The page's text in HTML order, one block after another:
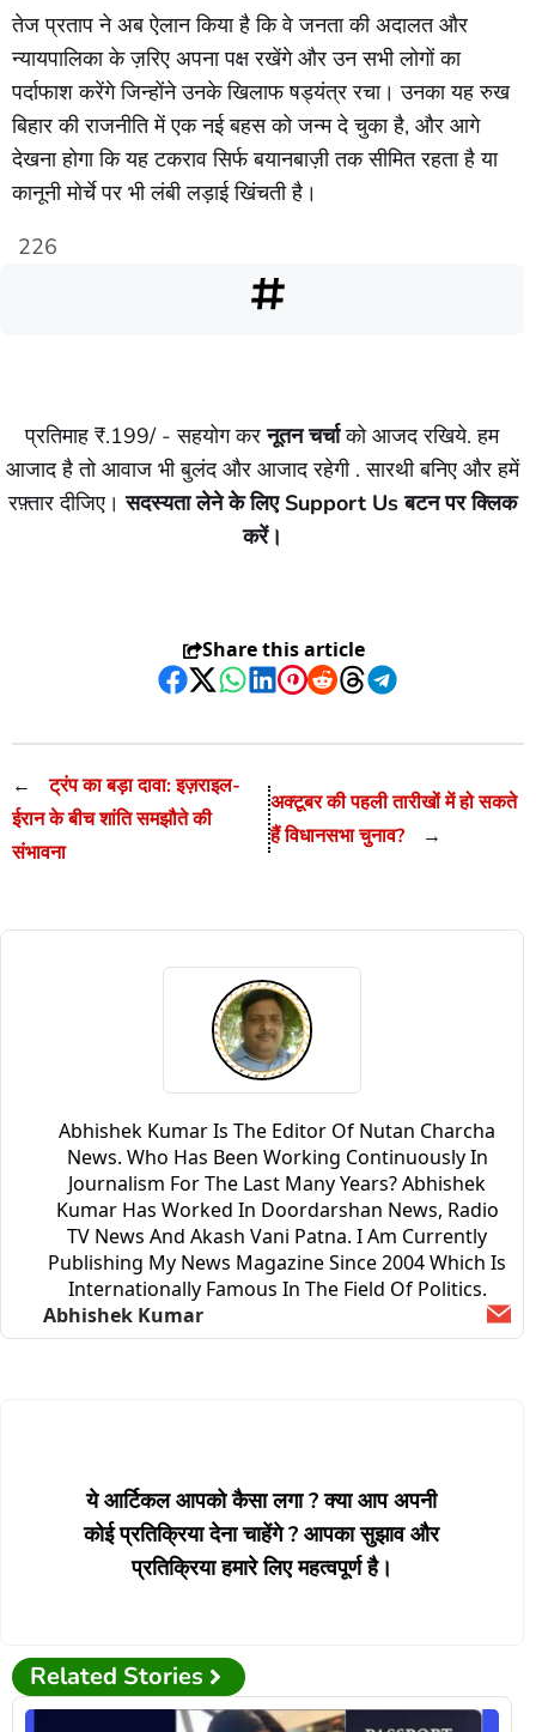
तेज प्रताप ने अब ऐलान किया है कि वे जनता की अदालत और
न्यायपालिका के ज़रिए अपना पक्ष रखेंगे और उन सभी लोगों का
पर्दाफाश करेंगे जिन्होंने उनके खिलाफ षड्यंत्र रचा। उनका यह रुख
बिहार की राजनीति में एक नई बहस को जन्म दे चुका है, और आगे
देखना होगा कि यह टकराव सिर्फ बयानबाज़ी तक सीमित रहता है या
कानूनी मोर्चे पर भी लंबी लड़ाई खिंचती है।
226
प्रतिमाह ₹.199/ - सहयोग करनूतन चर्चाको आजद रखिये. हम
आजाद है तो आवाज भी बुलंद और आजाद रहेगी . सारथी बनिए और हमें
रफ़्तार दीजिए।सदस्यता लेने के लिए Support Us बटन पर क्लिक
करें।
Share this article
Facebook
TwitterWhatsApp
LinkedInPinterest
RedditThreadsTelegram
←
ट्रंप का बड़ा दावा: इज़राइल-
ईरान के बीच शांति समझौते की
संभावना
अक्टूबर की पहली तारीखों में हो सकते
हैं विधानसभा चुनाव?
→
Abhishek Kumar Is The Editor Of Nutan Charcha
News. Who Has Been Working Continuously In
Journalism For The Last Many Years? Abhishek
Kumar Has Worked In Doordarshan News, Radio
TV News And Akash Vani Patna. I Am Currently
Publishing My News Magazine Since 2004 Which Is
Internationally Famous In The Field Of Politics.
Abhishek Kumar
ये आर्टिकल आपको कैसा लगा ? क्या आप अपनी
कोई प्रतिक्रिया देना चाहेंगे ? आपका सुझाव और
प्रतिक्रिया हमारे लिए महत्वपूर्ण है।
Related Stories